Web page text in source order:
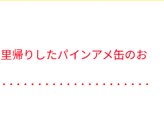
帰りしたパインアメ缶のお